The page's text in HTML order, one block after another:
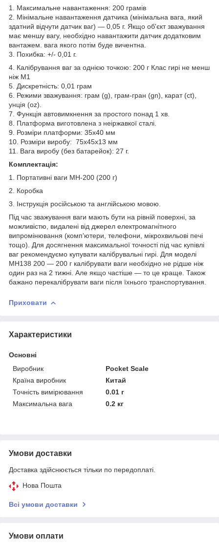
1. Максимальне навантаження: 200 грамів
2. Мінімальне навантаження датчика (мінімальна вага, який
здатний відчути датчик ваг) — 0,05 г. Якщо об'єкт зважування
має меншу вагу, необхідно навантажити датчик додатковим
вантажем. вага якого потім буде вичентна.
3. Похибка: +/- 0,01 г.
4. Калібрування ваг за однією точкою: 200 г Клас гирі не менш
ніж М1
5. Дискретність: 0,01 грам
6. Режими зважування: грам (g), грам-гран (gn), карат (ct),
унція (oz).
7. Функція автовимкнення за простого понад 1 хв.
8. Платформа виготовлена з неіржавкої сталі.
9. Розміри платформи: 35х40 мм
10. Розміри виробу: 75х45х13 мм
11. Вага виробу (без батарейок): 27 г.
Комплектація:
1. Портативні ваги МН-200 (200 г)
2. Коробка
3. Інструкція російською та англійською мовою.
Під час зважування ваги мають бути на рівній поверхні, за
можливістю, видалені від джерел електромагнітного
випромінювання (комп'ютери, телефони, мікрохвильові печі
тощо). Для досягнення максимальної точності під час купівлі
ваг рекомендуємо купувати калібрувальні гирі. Для моделі
MH138 200 — 200 г калібрувати ваги необхідно не рідше ніж
один раз на 2 тижні. Але якщо частіше — то це краще. Також
бажано перекалібрувати ваги після їхнього транспортування.
Приховати
Характеристики
Основні
Виробник
Pocket Scale
Країна виробник
Китай
Точність вимірювання
0.01 г
Максимальна вага
0.2 кг
Умови доставки
Доставка здійснюється тільки по передоплаті.
Нова Пошта
Всі умови доставки
Умови оплати